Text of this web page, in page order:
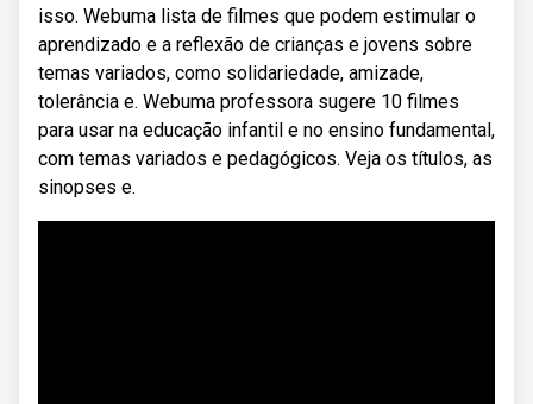
isso. Webuma lista de filmes que podem estimular o
aprendizado e a reflexão de crianças e jovens sobre
temas variados, como solidariedade, amizade,
tolerância e. Webuma professora sugere 10 filmes
para usar na educação infantil e no ensino fundamental,
com temas variados e pedagógicos. Veja os títulos, as
sinopses e.